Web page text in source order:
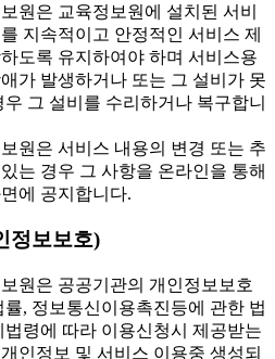
원은 교육정보원에 설치된 서비
지속적이고 안정적인 서비스 제
도록 유지하여야 하며 서비스용
가 발생하거나 또는 그 설비가 못
우 그 설비를 수리하거나 복구합니
원은 서비스 내용의 변경 또는 추
는 경우 그 사항을 온라인을 통해
에 공지합니다.
정보보호)
원은 공공기관의 개인정보보호
률, 정보통신이용촉진등에 관한 법
법령에 따라 이용신청시 제공받는
인정보 및 서비스 이용중 생성되